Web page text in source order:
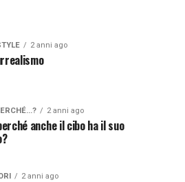
2 anni ago
2 anni ago
anche il cibo ha il suo
2 anni ago